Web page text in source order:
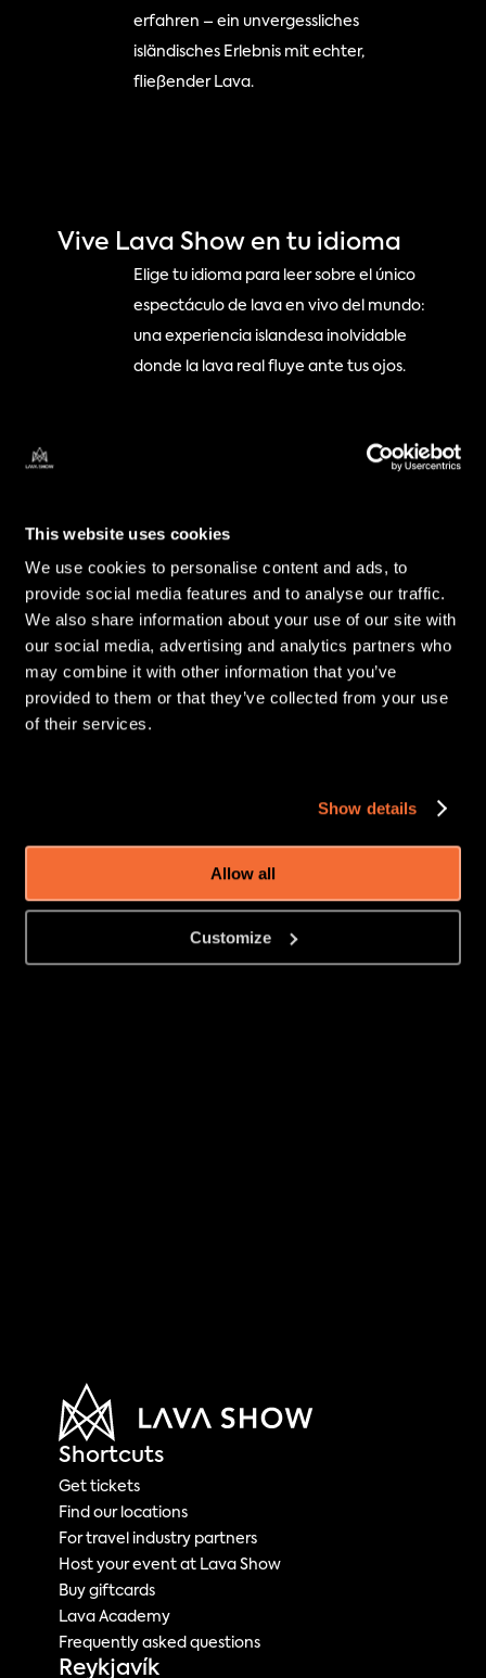
This website uses cookies
We use cookies to personalise content and ads, to
provide social media features and to analyse our traffic.
We also share information about your use of our site with
our social media, advertising and analytics partners who
may combine it with other information that you’ve
provided to them or that they’ve collected from your use
of their services.
Show details
Allow all
Customize
erfahren – ein unvergessliches
isländisches Erlebnis mit echter,
fließender Lava.
Vive Lava Show en tu idioma
Elige tu idioma para leer sobre el único
espectáculo de lava en vivo del mundo:
una experiencia islandesa inolvidable
donde la lava real fluye ante tus ojos.
Découvrez Lava Show dans
votre langue
Choisissez votre langue pour lire la
description du seul spectacle de lave en
direct au monde – une expérience
islandaise inoubliable où la lave en
Shortcuts
Get tickets
Find our locations
For travel industry partners
Host your event at Lava Show
Buy giftcards
Lava Academy
Frequently asked questions
Reykjavík